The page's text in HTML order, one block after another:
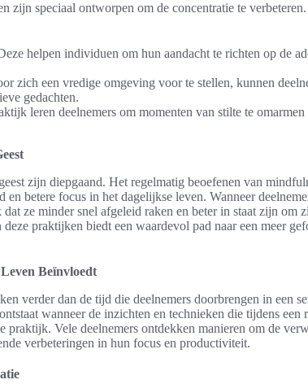
zijn speciaal ontworpen om de concentratie te
helpen individuen om hun aandacht te richten op de
zich een vredige omgeving voor te stellen, kunnen
gedachten.
leren deelnemers om momenten van stilte te
zijn diepgaand. Het regelmatig beoefenen van
en betere focus in het dagelijkse leven. Wanneer
ze minder snel afgeleid raken en beter in staat zijn om
praktijken biedt een waardevol pad naar een meer
Beïnvloedt
verder dan de tijd die deelnemers doorbrengen in een
wanneer de inzichten en technieken die tijdens een
praktijk. Vele deelnemers ontdekken manieren om de
verbeteringen in hun focus en productiviteit.